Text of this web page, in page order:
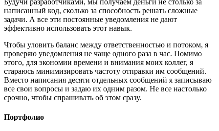
Будучи разработчиками, мы получаем деньги не столько за
написанный код, сколько за способность решать сложные
задачи. А все эти постоянные уведомления не дают
эффективно использовать этот навык.
Чтобы уловить баланс между ответственностью и потоком, я
проверяю уведомления не чаще одного раза в час. Помимо
этого, для экономии времени и внимания моих коллег, я
стараюсь минимизировать частоту отправки им сообщений.
Вместо написания десяти отдельных сообщений я записываю
все свои вопросы и задаю их одним разом. Не все настолько
срочно, чтобы спрашивать об этом сразу.
Портфолио